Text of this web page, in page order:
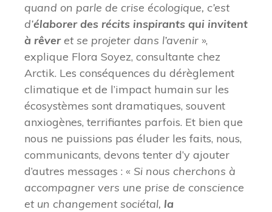
quand on parle de crise écologique, c’est
d’élaborer des récits inspirants qui invitent
à rêveret se projeter dans l’avenir »,
explique Flora Soyez, consultante chez
Arctik. Les conséquences du dérèglement
climatique et de l’impact humain sur les
écosystèmes sont dramatiques, souvent
anxiogènes, terrifiantes parfois. Et bien que
nous ne puissions pas éluder les faits, nous,
communicants, devons tenter d’y ajouter
d’autres messages : « Si nous cherchons à
accompagner vers une prise de conscience
et un changement sociétal, la